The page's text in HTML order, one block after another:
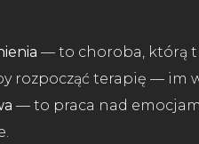
— to choroba, którą
rozpocząć terapię — im
— to praca nad